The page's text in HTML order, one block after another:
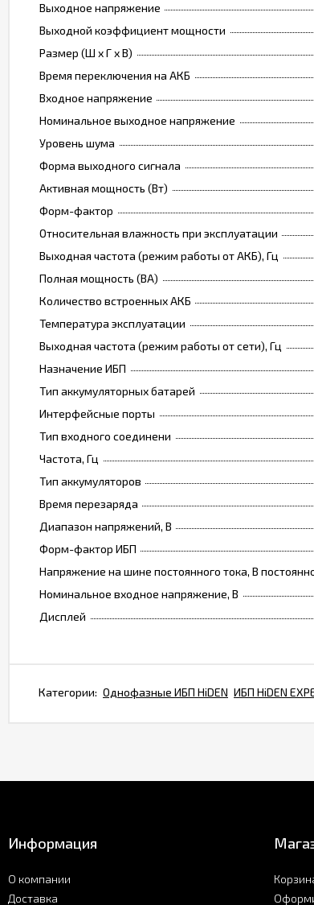
Выходное напряжение
Выходной коэффициент мощности
Размер (Ш х Г х В)
Время переключения на АКБ
Входное напряжение
Номинальное выходное напряжение
Уровень шума
Форма выходного сигнала
Активная мощность (Вт)
Форм-фактор
Относительная влажность при эксплуатации
Выходная частота (режим работы от АКБ), Гц
Полная мощность (ВА)
Количество встроенных АКБ
Температура эксплуатации
Выходная частота (режим работы от сети), Гц
Назначение ИБП
Тип аккумуляторных батарей
Интерфейсные порты
Тип входного соединени
Частота, Гц
Тип аккумуляторов
Время перезаряда
Диапазон напряжений, В
Форм-фактор ИБП
Напряжение на шине постоянного тока, В
Номинальное входное напряжение, В
Дисплей
Категории: Однофазные ИБП HiDEN ИБП HiDEN
Информация
О компании
Доставка